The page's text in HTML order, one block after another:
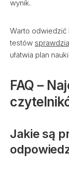
wynik.
Warto odwiedzić
testów
ułatwia plan nauki.
FAQ –
Jakie są